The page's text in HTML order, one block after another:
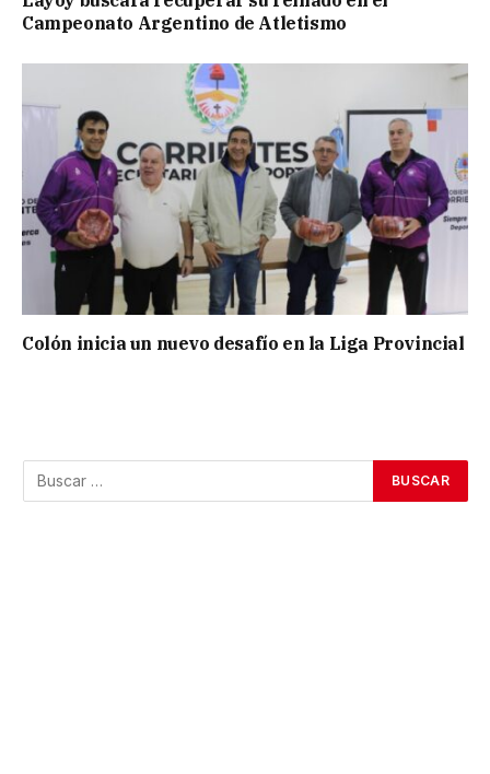
Campeonato Argentino de Atletismo
Colón inicia un nuevo desafío en la Liga Provincial